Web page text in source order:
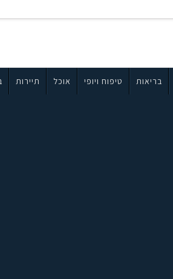
בריאות טיפוח ויופי אוכל תיירות